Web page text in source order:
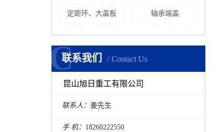
定距环、大盖板 轴承端盖
联系我们 Contact Us
C
C
昆山旭日重工有限公司
联系人： 姜先生
手 机： 18260222550